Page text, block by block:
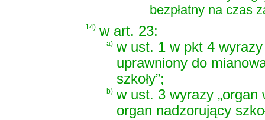
bezpłatny na czas
14) w art. 23:
a) w ust. 1 w pkt 4 wyrazy
uprawniony do
szkoły”;
b) w ust. 3 wyrazy „organ
organ nadzorujący